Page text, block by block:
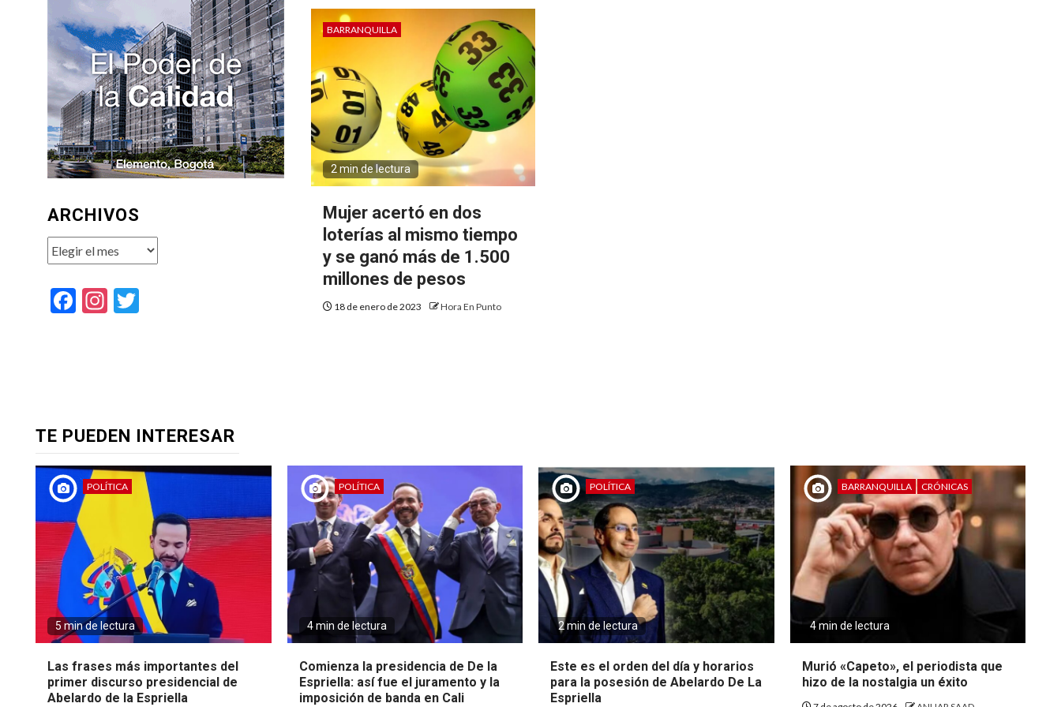
BARRANQUILLA
2 min de lectura
Mujer acertó en dos
loterías al mismo tiempo
y se ganó más de 1.500
millones de pesos
18 de enero de 2023 Hora En Punto
ARCHIVOS
Archivos
Facebook
Instagram
TE PUEDEN INTERESAR
POLÍTICA
5 min de lectura
Las frases más importantes del
primer discurso presidencial de
Abelardo de la Espriella
POLÍTICA
4 min de lectura
Comienza la presidencia de De la
Espriella: así fue el juramento y la
imposición de banda en Cali
POLÍTICA
2 min de lectura
Este es el orden del día y horarios
para la posesión de Abelardo De La
Espriella
BARRANQUILLA CRÓNICAS
4 min de lectura
Murió «Capeto», el periodista que
hizo de la nostalgia un éxito